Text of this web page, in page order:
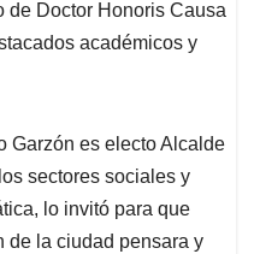
de Doctor Honoris Causa
académicos y
Garzón es electo Alcalde
sectores sociales y
lo invitó para que
de la ciudad pensara y